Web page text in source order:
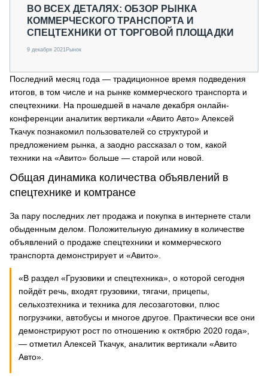
ВО ВСЕХ ДЕТАЛЯХ: ОБЗОР РЫНКА
КОММЕРЧЕСКОГО ТРАНСПОРТА И
СПЕЦТЕХНИКИ ОТ ТОРГОВОЙ ПЛОЩАДКИ
9 декабря 2021Рынок
Последний месяц года — традиционное время подведения
итогов, в том числе и на рынке коммерческого транспорта и
спецтехники. На прошедшей в начале декабря онлайн-
конференции аналитик вертикали «Авито Авто» Алексей
Ткачук познакомил пользователей со структурой и
предложением рынка, а заодно рассказал о том, какой
техники на «Авито» больше — старой или новой.
Общая динамика количества объявлений в
спецтехнике и комтрансе
За пару последних лет продажа и покупка в интернете стали
обыденным делом. Положительную динамику в количестве
объявлений о продаже спецтехники и коммерческого
транспорта демонстрирует и «Авито».
«В раздел «Грузовики и спецтехника», о которой сегодня
пойдёт речь, входят грузовики, тягачи, прицепы,
сельхозтехника и техника для лесозаготовки, плюс
погрузчики, автобусы и многое другое. Практически все они
демонстрируют рост по отношению к октябрю 2020 года»,
— отметил Алексей Ткачук, аналитик вертикали «Авито
Авто».